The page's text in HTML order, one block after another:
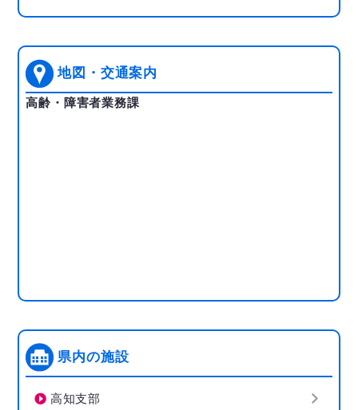
地図・交通案内
高齢・障害者業務課
県内の施設
高知支部